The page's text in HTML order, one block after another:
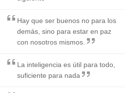
Hay que ser buenos no para los
demás, sino para estar en paz
con nosotros mismos.
La inteligencia es útil para todo,
suficiente para nada